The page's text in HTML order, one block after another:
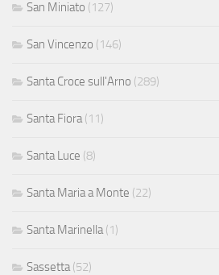
San Miniato (127)
San Vincenzo (146)
Santa Croce sull'Arno (289)
Santa Fiora (11)
Santa Luce (8)
Santa Maria a Monte (22)
Santa Marinella (1)
Sassetta (52)